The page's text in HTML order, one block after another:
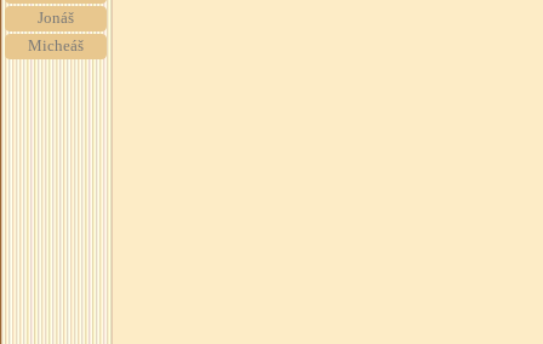
Jonáš
Micheáš